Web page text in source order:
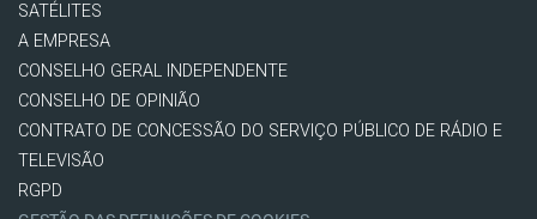
SATÉLITES
A EMPRESA
CONSELHO GERAL INDEPENDENTE
CONSELHO DE OPINIÃO
CONTRATO DE CONCESSÃO DO SERVIÇO PÚBLICO DE RÁDIO E
TELEVISÃO
RGPD